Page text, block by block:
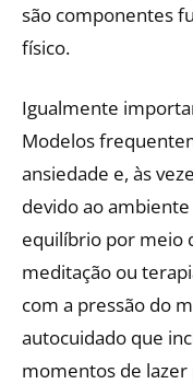
são componentes
físico.
Igualmente
Modelos
ansiedade e, às
devido ao
equilíbrio por meio
meditação ou
com a pressão do
autocuidado que
momentos de